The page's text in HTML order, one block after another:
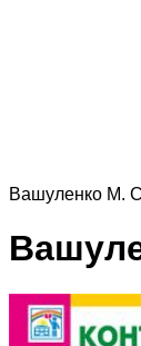
Вашуленко М.